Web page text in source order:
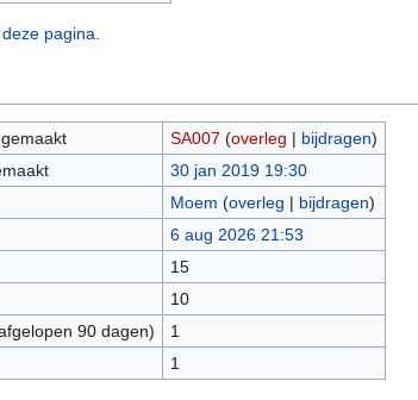
pagina.
SA007 (overleg | bijdragen)
30 jan 2019 19:30
Moem (overleg | bijdragen)
6 aug 2026 21:53
15
10
90 dagen)
1
1